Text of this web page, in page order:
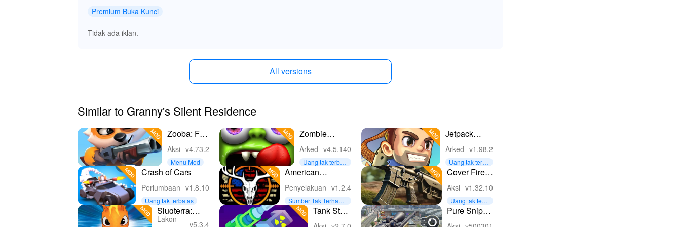
Premium Buka Kunci
Tidak ada iklan.
All versions
Similar to Granny's Silent Residence
Zooba: Fun
Battle
Royale
Games
Aksi v4.73.2
Menu Mod
Crash of Cars
Perlumbaan v1.8.10
Uang tak terbatas
Slugterra:
Slug it Out 2
Lakon
v5.3.4
Zombie
Tsunami
Arked v4.5.140
Uang tak terbat
as
American
Marksman
Penyelakuan v1.2.4
Sumber Tak Terhada
p
Tank Stars
– Main
Jetpack
Joyride
Arked v1.98.2
Uang tak terba
tas
Cover Fire:
shooting
games
Aksi v1.32.10
Uang tak terb
atas
Pure Sniper:
Pistol